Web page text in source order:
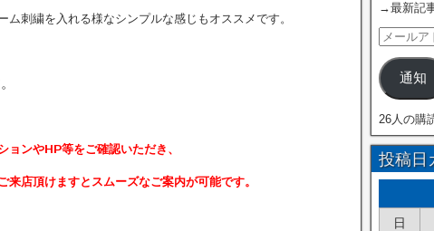
ム刺繍を入れる様なシンプルな感じも オススメです。
ンやHP等をご確認いただき、
店頂けますとスムーズなご案内が可能です。
→最新記
通知
26人の購
投稿日
日